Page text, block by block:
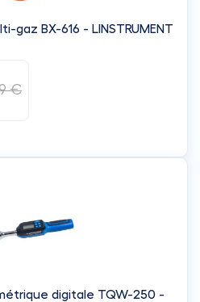
BX-616 - LINSTRUMENT
€
digitale TQW-250 -